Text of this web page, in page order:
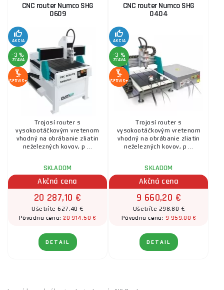
CNC router Numco SHG
0609
AKCIA
-3 %
ZĽAVA
SERVIS+
Trojosí router s
vysokootáčkovým vretenom
vhodný na obrábanie zliatin
neželezných kovov, p ...
SKLADOM
Akčná cena
20 287,10 €
Ušetríte 627,40 €
Pôvodná cena:20 914,50 €
DETAIL
CNC router Numco SHG
0404
AKCIA
-3 %
ZĽAVA
SERVIS+
Trojosí router s
vysokootáčkovým vretenom
vhodný na obrábanie zliatin
neželezných kovov, p ...
SKLADOM
Akčná cena
9 660,20 €
Ušetríte 298,80 €
Pôvodná cena:9 959,00 €
DETAIL